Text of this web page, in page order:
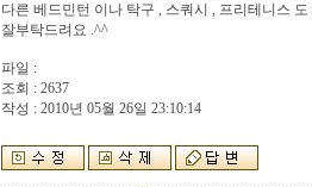
다른 베드민턴 이나 탁구 , 스쿼시 , 프리테니스
잘부탁드려요 .^^
파일 :
조회 : 2637
작성 : 2010년 05월 26일 23:10:14